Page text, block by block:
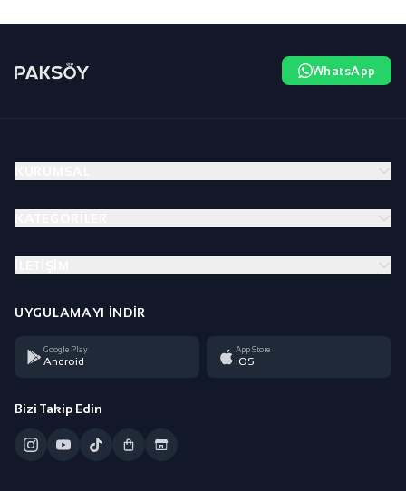
WhatsApp
UYGULAMAYI İNDIR
Google Play
Android
App Store
iOS
Bizi Takip Edin